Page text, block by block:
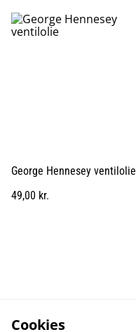
George Hennesey ventilolie
49,00 kr.
Cookies